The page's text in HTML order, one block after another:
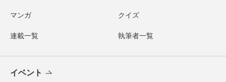
マンガ クイズ
連載一覧 執筆者一覧
イベント